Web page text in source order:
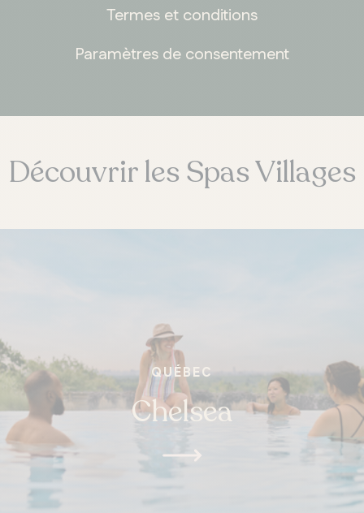
Termes et conditions
Paramètres de consentement
Découvrir les Spas Villages
QUÉBEC
Chelsea